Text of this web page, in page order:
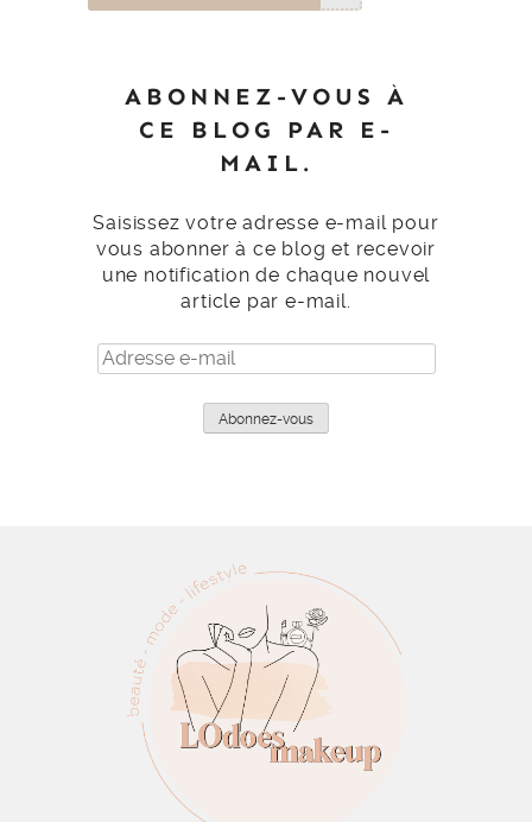
ABONNEZ-VOUS À
CE BLOG PAR E-
MAIL.
Saisissez votre adresse e-mail pour
vous abonner à ce blog et recevoir
une notification de chaque nouvel
article par e-mail.
Adresse
e-
Abonnez-vous